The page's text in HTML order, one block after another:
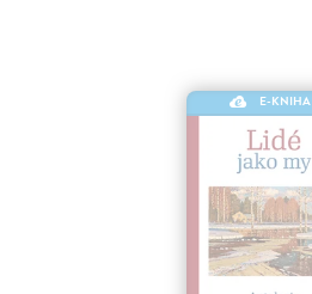
E-KNIHA